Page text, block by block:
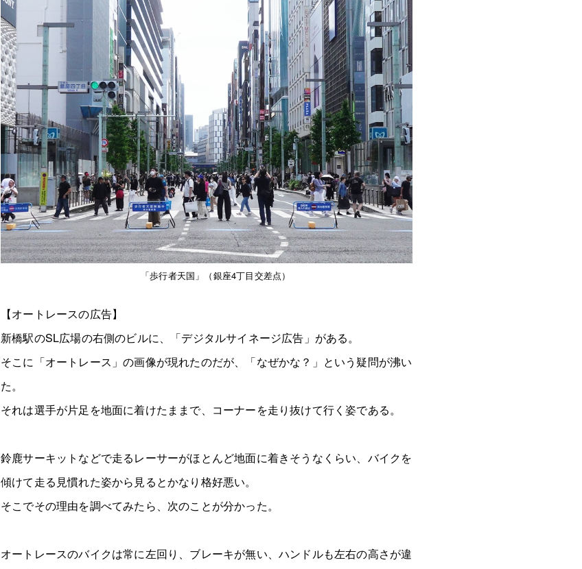
「歩行者天国」（銀座4丁目交差点）
【オートレースの広告】
新橋駅のSL広場の右側のビルに、「デジタルサイネージ広告」がある。
そこに「オートレース」の画像が現れたのだが、「なぜかな？」という疑問が沸い
た。
それは選手が片足を地面に着けたままで、コーナーを走り抜けて行く姿である。
鈴鹿サーキットなどで走るレーサーがほとんど地面に着きそうなくらい、バイクを
傾けて走る見慣れた姿から見るとかなり格好悪い。
そこでその理由を調べてみたら、次のことが分かった。
オートレースのバイクは常に左回り、ブレーキが無い、ハンドルも左右の高さが違